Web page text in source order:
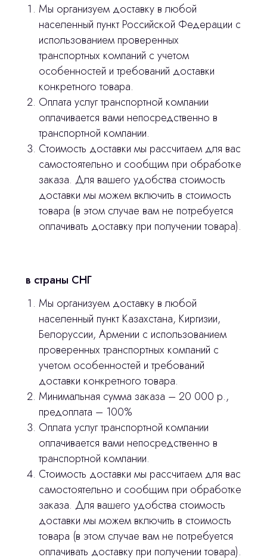
Мы организуем доставку в любой
населенный пункт Российской Федерации с
использованием проверенных
транспортных компаний с учетом
особенностей и требований доставки
конкретного товара.
Оплата услуг транспортной компании
оплачивается вами непосредственно в
транспортной компании.
Стоимость доставки мы рассчитаем для вас
самостоятельно и сообщим при обработке
заказа. Для вашего удобства стоимость
доставки мы можем включить в стоимость
товара (в этом случае вам не потребуется
оплачивать доставку при получении товара).
в страны СНГ
Мы организуем доставку в любой
населенный пункт Казахстана, Киргизии,
Белоруссии, Армении с использованием
проверенных транспортных компаний с
учетом особенностей и требований
доставки конкретного товара.
Минимальная сумма заказа – 20 000 р.,
предоплата – 100%
Оплата услуг транспортной компании
оплачивается вами непосредственно в
транспортной компании.
Стоимость доставки мы рассчитаем для вас
самостоятельно и сообщим при обработке
заказа. Для вашего удобства стоимость
доставки мы можем включить в стоимость
товара (в этом случае вам не потребуется
оплачивать доставку при получении товара).
сделано stasicus